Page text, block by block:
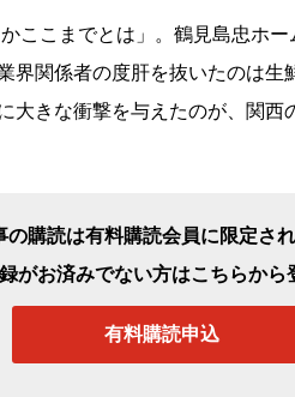
ここまでとは」。鶴見島忠ホ
界関係者の度肝を抜いたのは生
大きな衝撃を与えたのが、関西
の購読は有料購読会員に限定され
がお済みでない方はこちらから
有料購読申込